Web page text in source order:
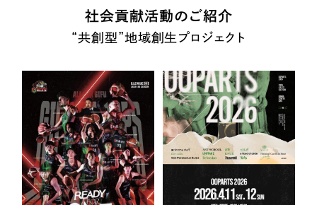
社会貢献活動のご紹介
“共創型”地域創生プロジェクト